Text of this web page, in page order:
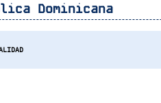
Dominicana